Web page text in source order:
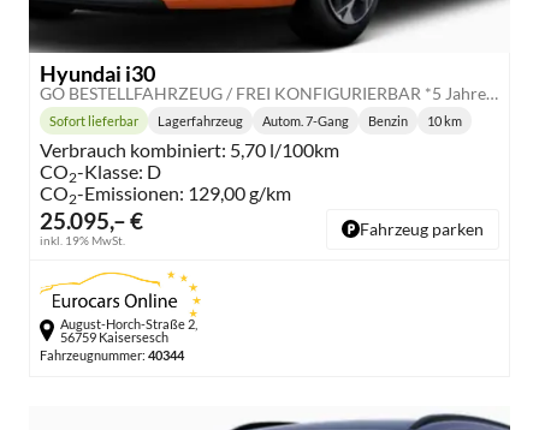
Hyundai i30
GO BESTELLFAHRZEUG / FREI KONFIGURIERBAR *5 Jahre Garantie*
25.095,– €
inkl. 19% MwSt.
Lieferzeit:
Sofort lieferbar Lagerfahrzeug
Getriebe:
Autom. 7-Gang
Kraftstoff:
Benzin
Kilometerstand:
10 km
Verbrauch kombiniert: 5,70 l/100km
CO2-Klasse: D
CO2-Emissionen: 129,00 g/km
Fahrzeug parken
August-Horch-Straße 2,
56759 Kaisersesch
Fahrzeugnummer: 40344